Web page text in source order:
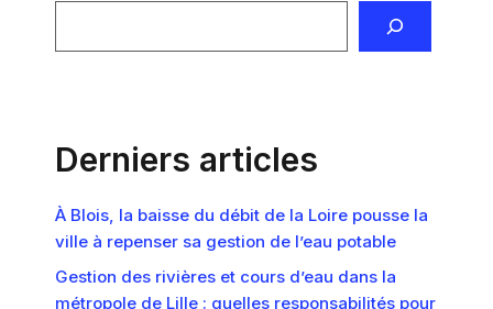
Derniers articles
À Blois, la baisse du débit de la Loire pousse la
ville à repenser sa gestion de l’eau potable
Gestion des rivières et cours d’eau dans la
métropole de Lille : quelles responsabilités pour